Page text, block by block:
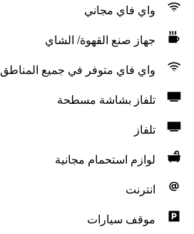
واي فاي مجاني
جهاز صنع القهوة/ الشاي
واي فاي متوفر في جميع المناطق
تلفاز بشاشة مسطحة
تلفاز
لوازم استحمام مجانية
انترنت
موقف سيارات